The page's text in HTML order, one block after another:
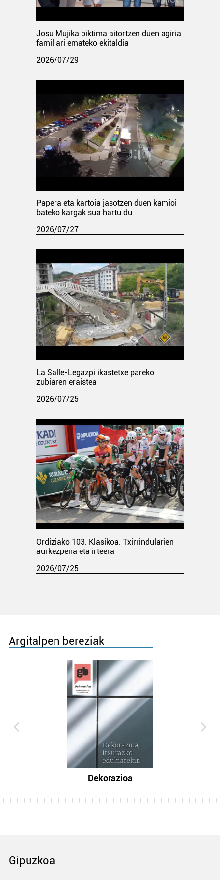
Josu Mujika biktima aitortzen duen agiria
familiari emateko ekitaldia
2026/07/29
Papera eta kartoia jasotzen duen kamioi
bateko kargak sua hartu du
2026/07/27
La Salle-Legazpi ikastetxe pareko
zubiaren eraistea
2026/07/25
Ordiziako 103. Klasikoa. Txirrindularien
aurkezpena eta irteera
2026/07/25
Argitalpen bereziak
Dekorazioa
Gipuzkoa